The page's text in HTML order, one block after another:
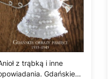
z trąbką i inne
Gdańskie